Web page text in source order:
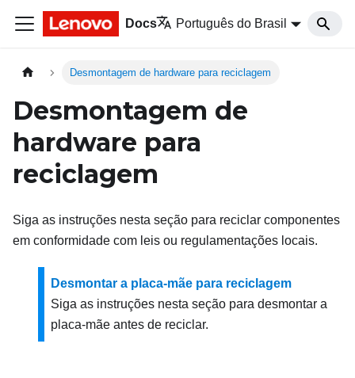
Docs Português do Brasil
Desmontagem de hardware para reciclagem
Desmontagem de
hardware para
reciclagem
Siga as instruções nesta seção para reciclar componentes
em conformidade com leis ou regulamentações locais.
Desmontar a placa-mãe para reciclagem
Siga as instruções nesta seção para desmontar a
placa-mãe antes de reciclar.